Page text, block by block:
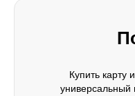
Купить карту